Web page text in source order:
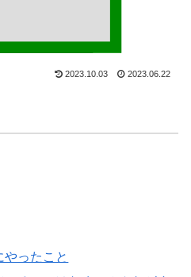
2023.10.03 2023.06.22
やったこと